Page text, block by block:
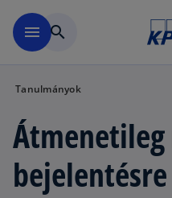
menu search
Tanulmányok
Átmenetileg